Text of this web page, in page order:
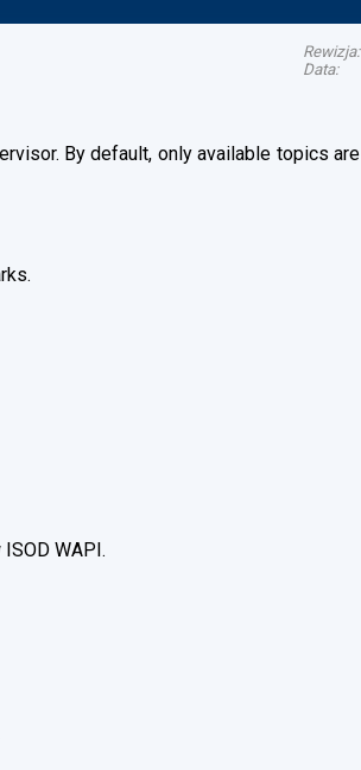
Rewizja:
Data:
By default, only available topics are
WAPI.